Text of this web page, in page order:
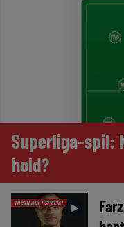
Superliga-spil:
hold?
TIPSBLADET SPECIAL ►